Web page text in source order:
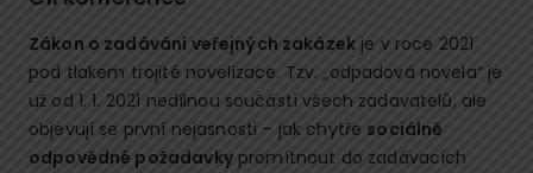
Zákon o zadávání veřejných zakázek je v roce 2021
pod tlakem trojité novelizace. Tzv. „odpadová novela“ je
už od 1. 1. 2021 nedílnou součástí všech zadavatelů, ale
objevují se první nejasnosti – jak chytře sociálně
odpovědné požadavkypromítnout do zadávacích